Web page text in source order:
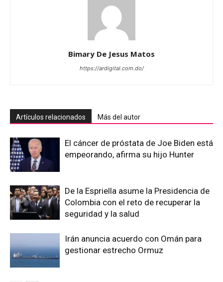
Bimary De Jesus Matos
https://ardigital.com.do/
Artículos relacionados Más del autor
El cáncer de próstata de Joe Biden está
empeorando, afirma su hijo Hunter
De la Espriella asume la Presidencia de
Colombia con el reto de recuperar la
seguridad y la salud
Irán anuncia acuerdo con Omán para
gestionar estrecho Ormuz